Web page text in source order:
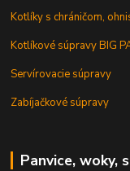
Kotlíky s chráničom,
Kotlíkové súpravy BIG
Servírovacie súpravy
Zabíjačkové súpravy
Panvice, woky,